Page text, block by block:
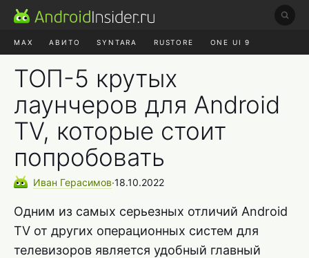
MAX АВИТО SYNTARA RUSTORE ONE UI 9
ТОП-5 крутых
лаунчеров для Android
TV, которые стоит
попробовать
Иван Герасимов∙18.10.2022
Одним из самых серьезных отличий Android
TV от других операционных систем для
телевизоров является удобный главный